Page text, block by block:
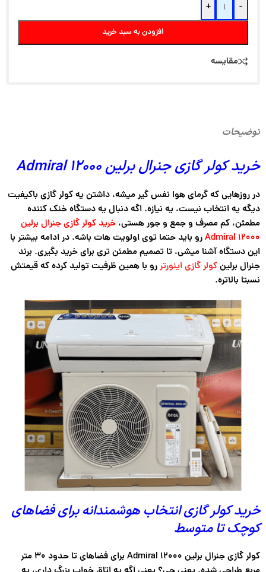
-
+
افزودن به سبد خرید
مقایسه
توضیحات
خرید کولر گازی جنرال برلین 12000 Admiral
در روزهایی که گرمای هوا نفس گیر میشه، داشتن یه کولر گازی باکیفیت
دیگه یه انتخاب نیست، یه نیازه. اگه دنبال یه دستگاه خنک کننده
مطمئن، کم مصرف و جمع و جور هستی، خرید کولر گازی جنرال برلین
12000 Admiral
رو باید حتما توی اولویت هات باشه. در ادامه بیشتر با
این دستگاه آشنا میشی، تا تصمیم مطمئن تری برای خرید بگیری. برند
جنرال برلینکولر گازی اینورتررو با همین ظرفیت تولید کرده که قیمتش
نسبتا بالاتره.
خرید کولر گازی انتخاب هوشمندانه برای فضاهای
کوچک تا متوسط
کولر گازی جنرال برلین 12000 Admiral برای فضاهای تا حدود
۳۰ متر